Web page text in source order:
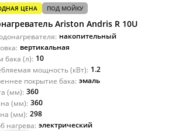
ЦЕНА ПОД МОЙКУ
Ariston Andris R 10U
накопительный
вертикальная
бака (л): 10
мощность (кВт): 1.2
покрытие бака: эмаль
(мм): 360
(мм): 360
(мм): 298
нагрева: электрический